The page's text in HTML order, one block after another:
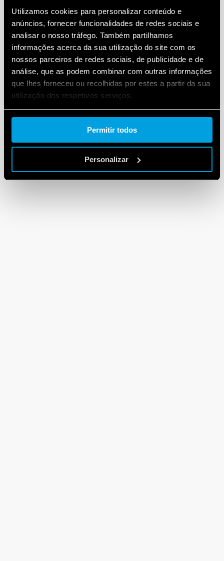
Utilizamos cookies para personalizar conteúdo e
anúncios, fornecer funcionalidades de redes sociais e
analisar o nosso tráfego. Também partilhamos
informações acerca da sua utilização do site com os
nossos parceiros de redes sociais, de publicidade e de
análise, que as podem combinar com outras informações
que lhes forneceu ou recolhidas por estes a partir da sua
utilização dos respetivos serviços.
Cookie policy.
Permitir todos
Personalizar